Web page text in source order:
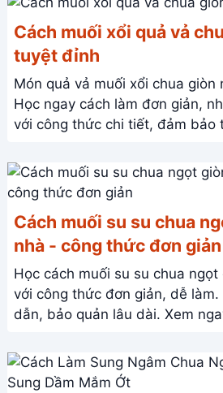
Cách muối xổi quả vả
tuyệt đỉnh
Món quả vả muối xổi chua giòn
Học ngay cách làm đơn giản,
với công thức chi tiết, đảm bảo
Cách muối su su chua
nhà - công thức đơn giản
Học cách muối su su chua
với công thức đơn giản, dễ làm. Món ăn ngon, hấp
dẫn, bảo quản lâu dài. Xem ngay hướng dẫn chi